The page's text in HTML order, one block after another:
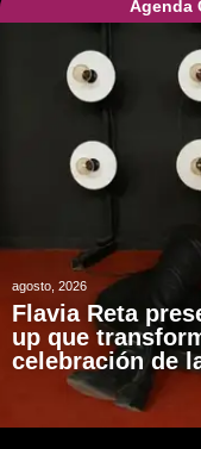
Agenda
agosto, 2026
Flavia Reta
up que
celebración de